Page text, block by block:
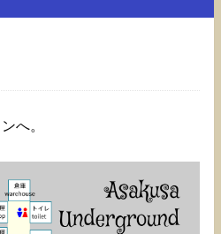
へ。